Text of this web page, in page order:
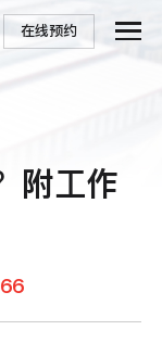
在线预约
附工作